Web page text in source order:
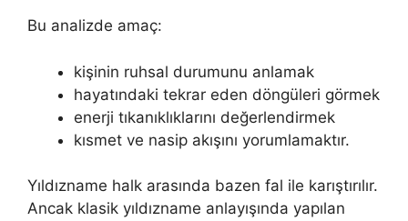
Bu analizde amaç:
kişinin ruhsal durumunu anlamak
hayatındaki tekrar eden döngüleri görmek
enerji tıkanıklıklarını değerlendirmek
kısmet ve nasip akışını yorumlamaktır.
Yıldızname halk arasında bazen fal ile karıştırılır.
Ancak klasik yıldızname anlayışında yapılan